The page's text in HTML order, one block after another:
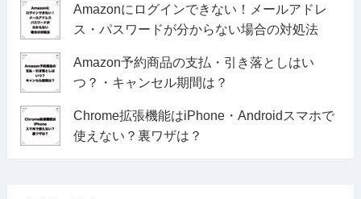
Amazonにログインできない！メールアドレ
ス・パスワードが分からない場合の対処法
Amazon予約商品の支払・引き落としはい
つ？・キャンセル期間は？
Chrome拡張機能はiPhone・Androidスマホで
使えない？裏ワザは？